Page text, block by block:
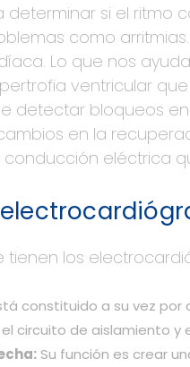
si el ritmo
como arritmias.
Lo que nos
ventricular
detectar bloqueos
en la
eléctrica
los
constituido a su vez
circuito de aislamiento y
Su función es crear